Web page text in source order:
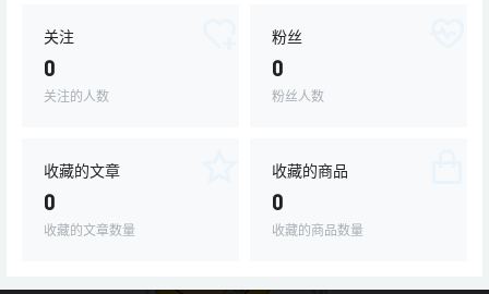
关注
0
关注的人数
粉丝
0
粉丝人数
收藏的文章
0
收藏的文章数量
收藏的商品
0
收藏的商品数量